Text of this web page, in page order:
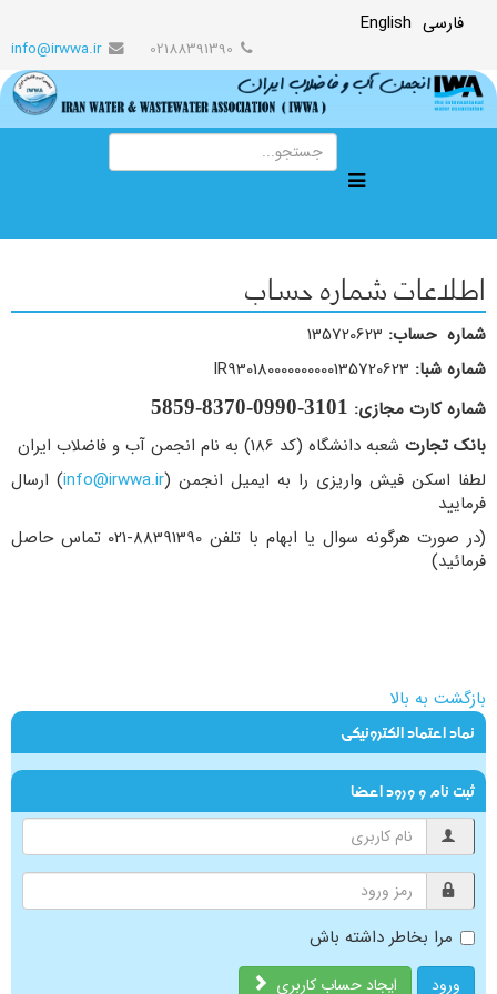
فارسی English
info@irwwa.ir
اطلاعات شماره حساب
شماره حساب:
شماره شبا:
شماره کارت مجازی: 3101-0990-8370-5859
بانک تجارت شعبه دانشگاه (کد 186) به نام انجمن آب و فاضلاب ایران
لطفا اسکن فیش واریزی را به ایمیل انجمن (info@irwwa.ir) ارسال
فرمایید
(در صورت هرگونه سوال یا ابهام با تلفن 88391390-021 تماس حاصل
فرمائید)
بازگشت به بالا
نماد اعتماد الکترونیکی
ثبت نام و ورود اعضا
مرا بخاطر داشته باش
ورود ایجاد حساب کاربری